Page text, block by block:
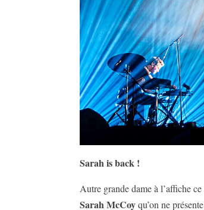
Sarah is back !
Autre grande dame à l’affiche
Sarah McCoyqu’on ne